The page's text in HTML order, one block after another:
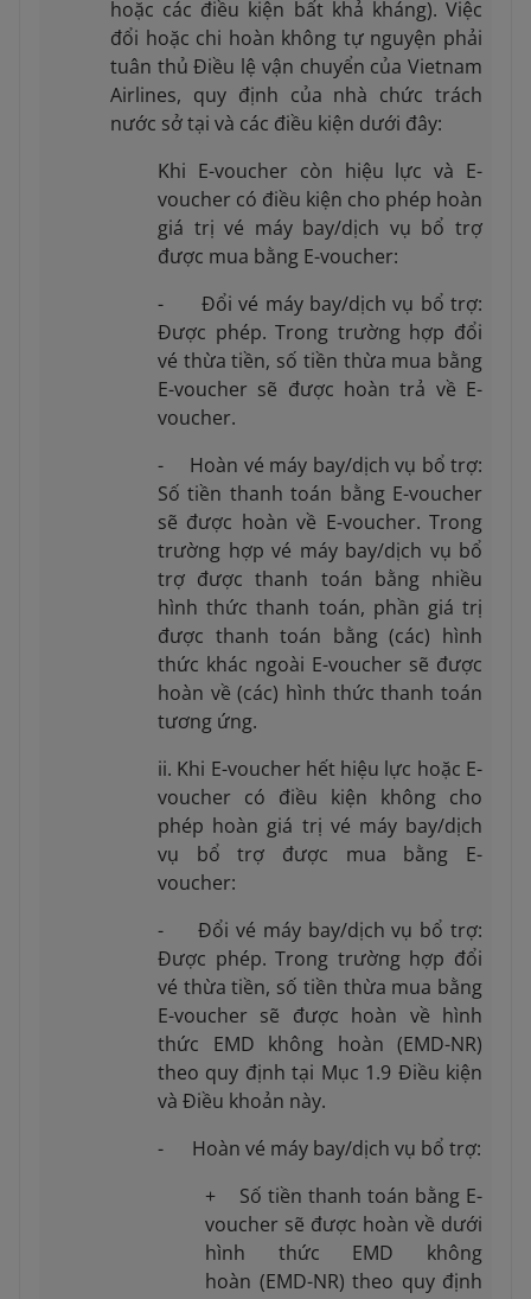
hoặc các điều kiện bất khả kháng). Việc
đổi hoặc chi hoàn không tự nguyện phải
tuân thủ Điều lệ vận chuyển của Vietnam
Airlines, quy định của nhà chức trách
nước sở tại và các điều kiện dưới đây:
Khi E-voucher còn hiệu lực và E-
voucher có điều kiện cho phép hoàn
giá trị vé máy bay/dịch vụ bổ trợ
được mua bằng E-voucher:
- Đổi vé máy bay/dịch vụ bổ trợ:
Được phép. Trong trường hợp đổi
vé thừa tiền, số tiền thừa mua bằng
E-voucher sẽ được hoàn trả về E-
voucher.
- Hoàn vé máy bay/dịch vụ bổ trợ:
Số tiền thanh toán bằng E-voucher
sẽ được hoàn về E-voucher. Trong
trường hợp vé máy bay/dịch vụ bổ
trợ được thanh toán bằng nhiều
hình thức thanh toán, phần giá trị
được thanh toán bằng (các) hình
thức khác ngoài E-voucher sẽ được
hoàn về (các) hình thức thanh toán
tương ứng.
ii. Khi E-voucher hết hiệu lực hoặc E-
voucher có điều kiện không cho
phép hoàn giá trị vé máy bay/dịch
vụ bổ trợ được mua bằng E-
voucher:
- Đổi vé máy bay/dịch vụ bổ trợ:
Được phép. Trong trường hợp đổi
vé thừa tiền, số tiền thừa mua bằng
E-voucher sẽ được hoàn về hình
thức EMD không hoàn (EMD-NR)
theo quy định tại Mục 1.9 Điều kiện
và Điều khoản này.
- Hoàn vé máy bay/dịch vụ bổ trợ:
+ Số tiền thanh toán bằng E-
voucher sẽ được hoàn về dưới
hình thức EMD không
hoàn (EMD-NR) theo quy định